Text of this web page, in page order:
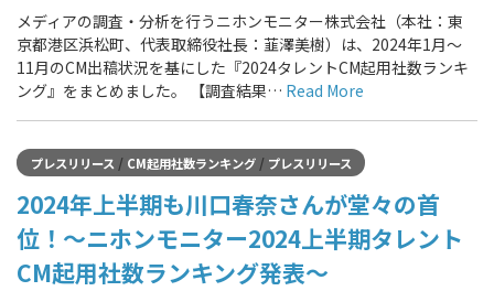
メディアの調査・分析を行うニホンモニター株式会社（本社：東
京都港区浜松町、代表取締役社長：韮澤美樹）は、2024年1月～
11月のCM出稿状況を基にした『2024タレントCM起用社数ランキ
ング』をまとめました。 【調査結果… Read More
プレスリリース / CM起用社数ランキング/ プレスリリース
2024年上半期も川口春奈さんが堂々の首
位！～ニホンモニター2024上半期タレント
CM起用社数ランキング発表～